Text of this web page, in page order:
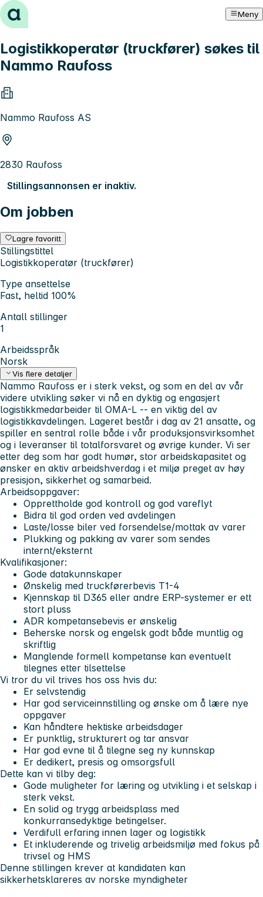
Hopp til innhold Meny
Logistikkoperatør (truckfører) søkes til
Nammo Raufoss
Nammo Raufoss AS
2830 Raufoss
Stillingsannonsen er inaktiv.
Om jobben
Lagre favoritt
Stillingstittel
Logistikkoperatør (truckfører)
Type ansettelse
Fast, heltid 100%
Antall stillinger
1
Arbeidsspråk
Norsk
Vis flere detaljer
Nammo Raufoss er i sterk vekst, og som en del av vår
videre utvikling søker vi nå en dyktig og engasjert
logistikkmedarbeider til OMA-L -- en viktig del av
logistikkavdelingen. Lageret består i dag av 21 ansatte, og
spiller en sentral rolle både i vår produksjonsvirksomhet
og i leveranser til totalforsvaret og øvrige kunder. Vi ser
etter deg som har godt humør, stor arbeidskapasitet og
ønsker en aktiv arbeidshverdag i et miljø preget av høy
presisjon, sikkerhet og samarbeid.
Arbeidsoppgaver:
Opprettholde god kontroll og god vareflyt
Bidra til god orden ved avdelingen
Laste/losse biler ved forsendelse/mottak av varer
Plukking og pakking av varer som sendes
internt/eksternt
Kvalifikasjoner:
Gode datakunnskaper
Ønskelig med truckførerbevis T1-4
Kjennskap til D365 eller andre ERP-systemer er ett
stort pluss
ADR kompetansebevis er ønskelig
Beherske norsk og engelsk godt både muntlig og
skriftlig
Manglende formell kompetanse kan eventuelt
tilegnes etter tilsettelse
Vi tror du vil trives hos oss hvis du:
Er selvstendig
Har god serviceinnstilling og ønske om å lære nye
oppgaver
Kan håndtere hektiske arbeidsdager
Er punktlig, strukturert og tar ansvar
Har god evne til å tilegne seg ny kunnskap
Er dedikert, presis og omsorgsfull
Dette kan vi tilby deg:
Gode muligheter for læring og utvikling i et selskap i
sterk vekst.
En solid og trygg arbeidsplass med
konkurransedyktige betingelser.
Verdifull erfaring innen lager og logistikk
Et inkluderende og trivelig arbeidsmiljø med fokus på
trivsel og HMS
Denne stillingen krever at kandidaten kan
sikkerhetsklareres av norske myndigheter